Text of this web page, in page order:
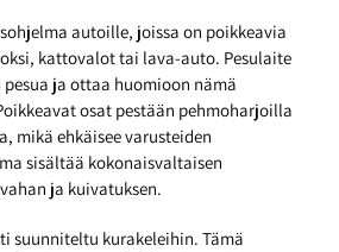
autoille, joissa on poikkeavia
kattovalot tai lava-auto. Pesulaite
ja ottaa huomioon nämä
osat pestään pehmoharjoilla
mikä ehkäisee varusteiden
sisältää kokonaisvaltaisen
ja kuivatuksen.
suunniteltu kurakeleihin. Tämä